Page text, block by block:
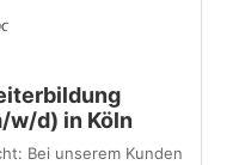
w/d) in Köln
Bei unserem Kunden